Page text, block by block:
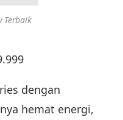
Terbaik
dengan
hemat energi,